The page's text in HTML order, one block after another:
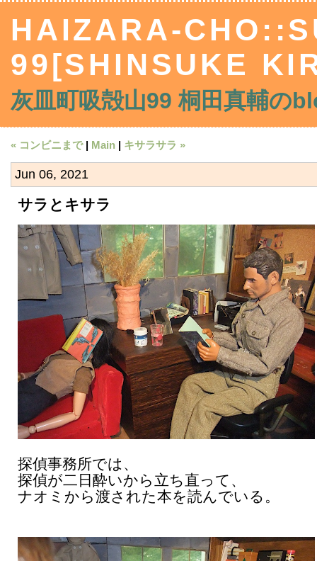
HAIZARA-
99[SHINSUKE
灰皿町吸殻山99 桐田真輔の
« コンビニまで| Main | キサラサラ »
Jun 06, 2021
サラとキサラ
探偵事務所では、
探偵が二日酔いから立ち直って、
ナオミから渡された本を読んでいる。